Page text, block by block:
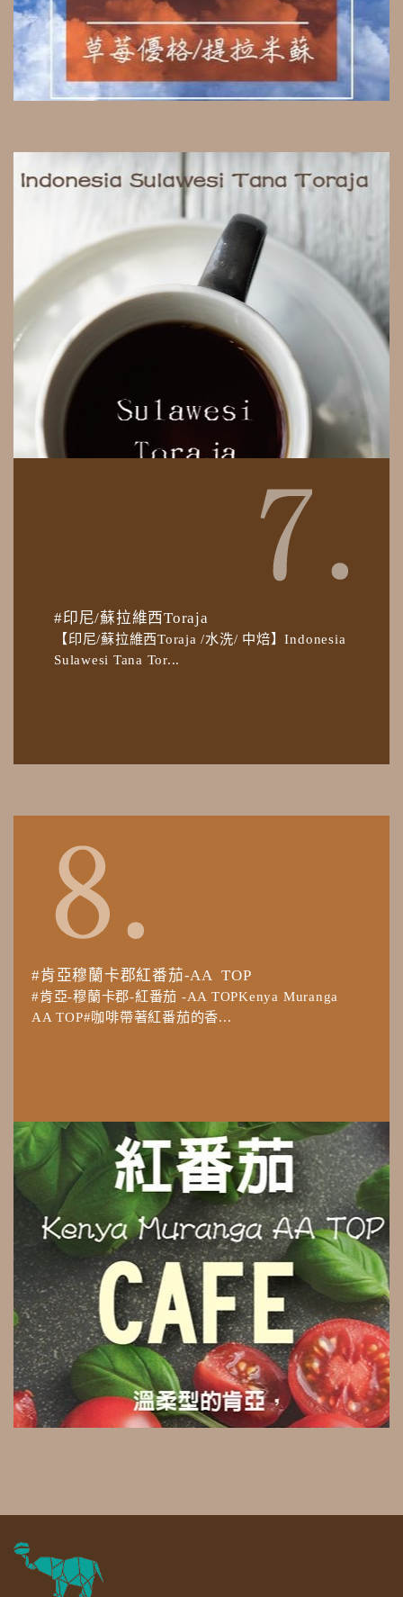
#印尼/蘇拉維西Toraja
【印尼/蘇拉維西Toraja /水洗/ 中焙】Indonesia
Sulawesi Tana Tor...
#肯亞穆蘭卡郡紅番茄-AA TOP
#肯亞-穆蘭卡郡-紅番茄 -AA TOPKenya Muranga
AA TOP#咖啡帶著紅番茄的香...